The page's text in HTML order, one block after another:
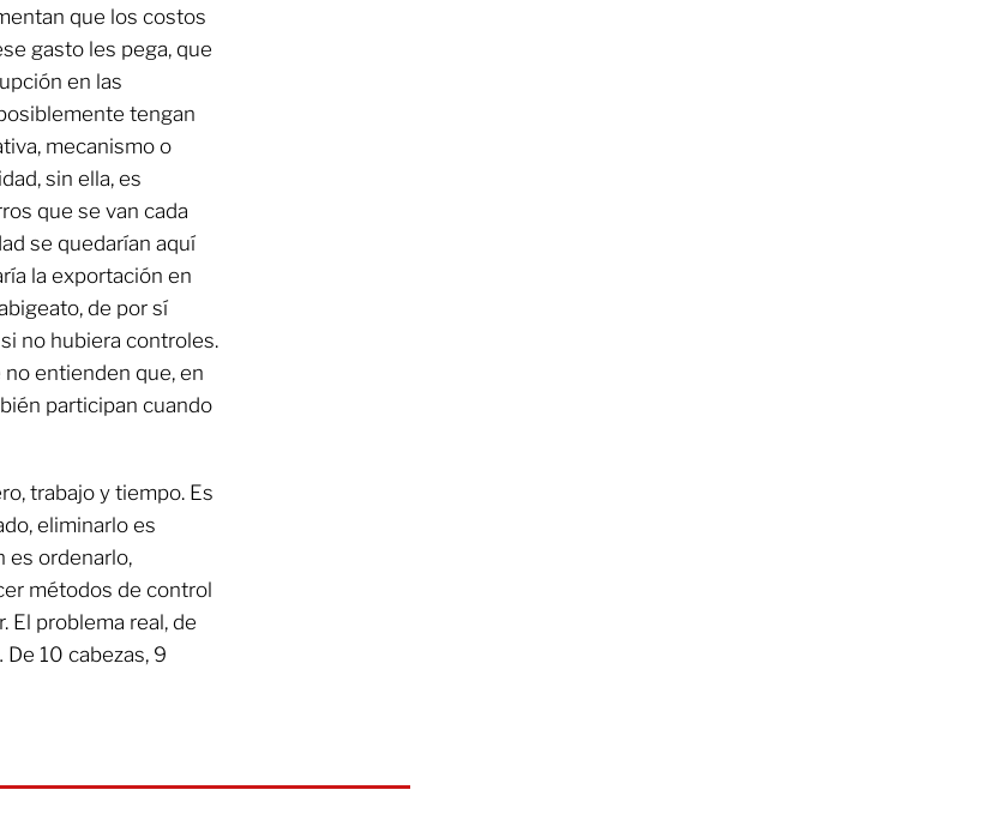
que los costos
gasto les pega, que
en las
tengan
mecanismo o
sin ella, es
que se van cada
se quedarían aquí
la exportación en
de por sí
no hubiera controles.
entienden que, en
participan cuando
trabajo y tiempo. Es
eliminarlo es
es ordenarlo,
métodos de control
El problema real, de
10 cabezas, 9